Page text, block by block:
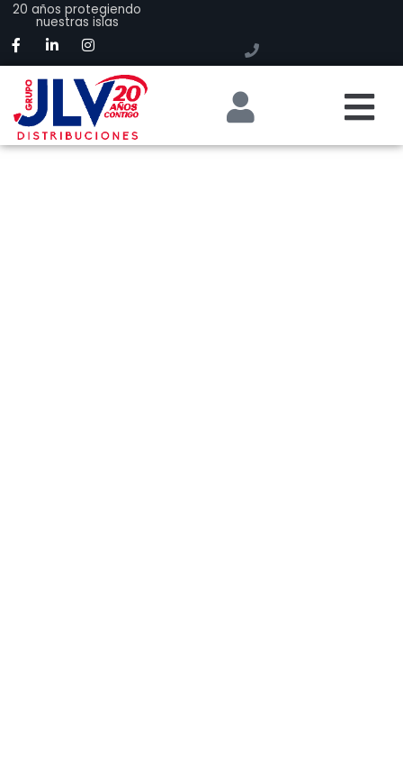
20 años protegiendo
nuestras islas